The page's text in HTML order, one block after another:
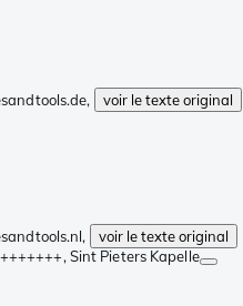
voir le texte original
voir le texte original
, Sint Pieters Kapelle